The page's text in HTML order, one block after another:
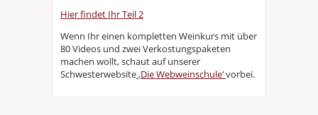
Hier findet Ihr Teil 2
Wenn Ihr einen kompletten Weinkurs mit über
80 Videos und zwei Verkostungspaketen
machen wollt, schaut auf unserer
Schwesterwebsite‚Die Webweinschule‘vorbei.